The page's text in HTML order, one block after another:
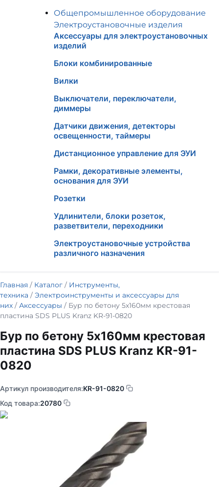
Общепромышленное оборудование
Электроустановочные изделия
Аксессуары для электроустановочных
изделий
Блоки комбинированные
Вилки
Выключатели, переключатели,
диммеры
Датчики движения, детекторы
освещенности, таймеры
Дистанционное управление для ЭУИ
Рамки, декоративные элементы,
основания для ЭУИ
Розетки
Удлинители, блоки розеток,
разветвители, переходники
Электроустановочные устройства
различного назначения
Главная / Каталог / Инструменты,
техника / Электроинструменты и аксессуары для
них / Аксессуары / Бур по бетону 5х160мм крестовая
пластина SDS PLUS Kranz KR-91-0820
Бур по бетону 5х160мм крестовая
пластина SDS PLUS Kranz KR-91-
0820
Артикул производителя:KR-91-0820
Код товара:20780